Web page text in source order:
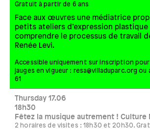
Gratuit à partir de 6 ans
Face aux œuvres une médiatrice
petits ateliers d’expression plastique
comprendre le processus de travail
Renée Levi.
Accessible uniquement sur inscription
jauges en vigueur : resa@villaduparc.org ou
61
Thursday 17.06
18h30
Fêtez la musique autrement ! Culture
2 horaires de visites : 18h30 et 20h30.